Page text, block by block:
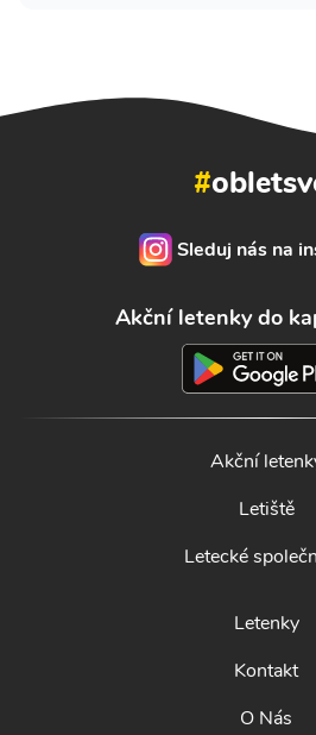
#
Sleduj nás na
Akční letenky do
Akční
Letiště
Letecké
Letenky
Kontakt
O Nás